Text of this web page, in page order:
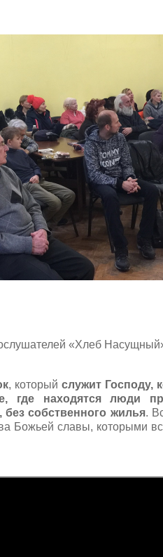
«Хлеб
, который служит Господу,
где находятся люди
собственного жилья.
Божьей славы, которыми